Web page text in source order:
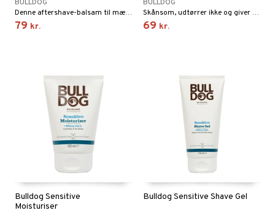
BULLDOG
Denne aftershave-balsam til mænd er formuleret til at fugte og berolige huden efter barbering.
79 kr.
BULLDOG
Skånsom, udtørrer ikke og giver din hud en følelse af friskhed.
69 kr.
Bulldog Sensitive
Moisturiser
Bulldog Sensitive Shave Gel